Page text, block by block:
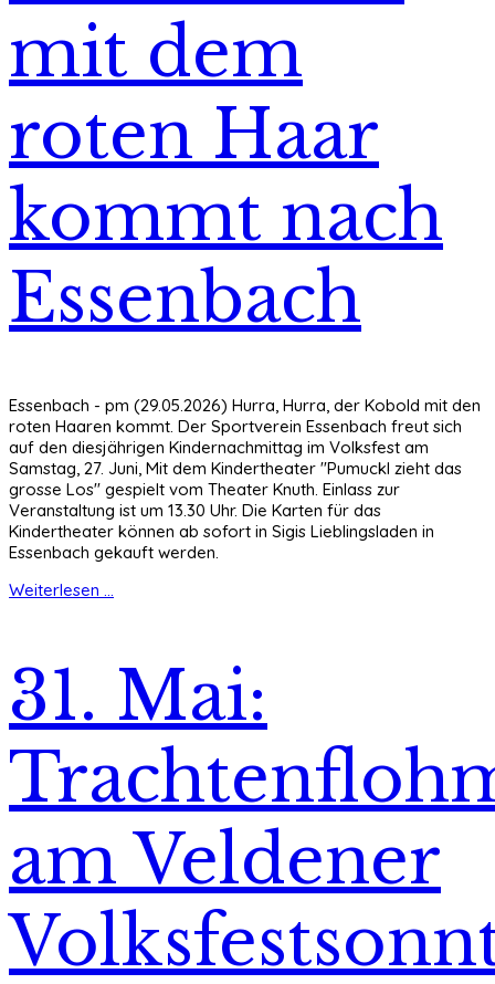
mit dem
roten Haar
kommt nach
Essenbach
Essenbach - pm (29.05.2026) Hurra, Hurra, der Kobold mit den
roten Haaren kommt. Der Sportverein Essenbach freut sich
auf den diesjährigen Kindernachmittag im Volksfest am
Samstag, 27. Juni, Mit dem Kindertheater "Pumuckl zieht das
grosse Los" gespielt vom Theater Knuth. Einlass zur
Veranstaltung ist um 13.30 Uhr. Die Karten für das
Kindertheater können ab sofort in Sigis Lieblingsladen in
Essenbach gekauft werden.
Weiterlesen ...
31. Mai:
am Veldener